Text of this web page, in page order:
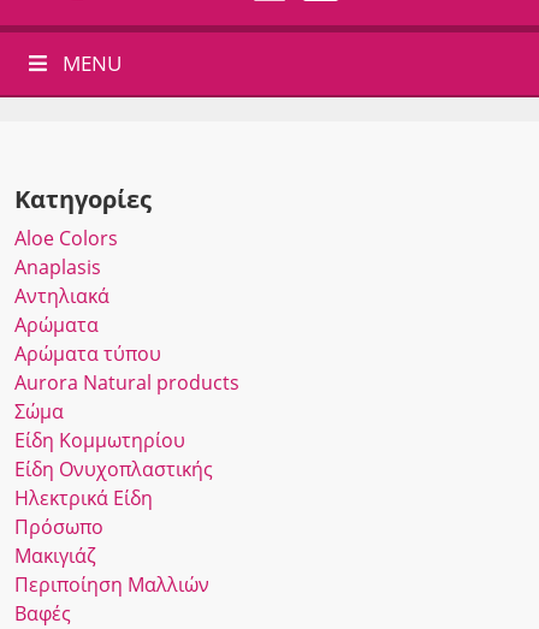
MENU
Κατηγορίες
Αloe Colors
Anaplasis
Αντηλιακά
Αρώματα
Αρώματα τύπου
Αurora Νatural products
Σώμα
Είδη Κομμωτηρίου
Είδη Ονυχοπλαστικής
Ηλεκτρικά Είδη
Πρόσωπο
Μακιγιάζ
Περιποίηση Μαλλιών
Βαφές